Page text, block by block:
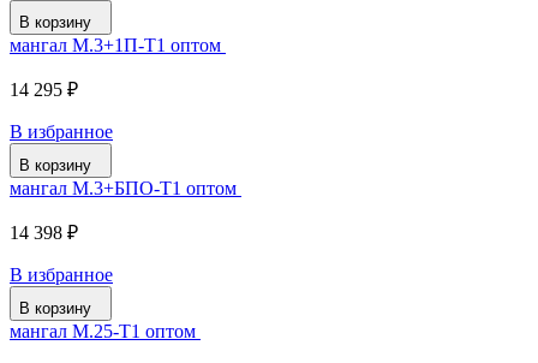
В корзину
мангал М.3+1П-Т1 оптом
14 295 ₽
В избранное
В корзину
мангал М.3+БПО-Т1 оптом
14 398 ₽
В избранное
В корзину
мангал М.25-Т1 оптом